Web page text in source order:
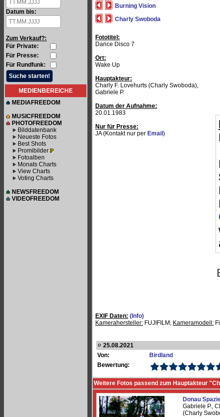
Datum bis:
Zum Verkauf?:
Für Private:
Für Presse:
Für Rundfunk:
MEDIENBEREICHE
MEDIAFREEDOM
MUSICFREEDOM
PHOTOFREEDOM
Bilddatenbank
Neueste Fotos
Best Shots
Promibilder
Fotoalben
Monats Charts
View Charts
Voting Charts
NEWSFREEDOM
VIDEOFREEDOM
Burning Vision
Charly Swoboda
Fototitel:
Dance Disco 7
Ort:
Wake Up
Hauptakteur:
Charly F. Lovehurts (Charly Swoboda),
Gabriele P.
Datum der Aufnahme:
20.01.1983
Nur für Presse:
JA (Kontakt nur per Email )
EXIF Daten: (Info)
Kamerahersteller: FUJIFILM, Kameramodell:
25.08.2021
Von:
Birdland
Bewertung:
Weitere Fotos passend zum Hauptakteur
Donau
Gabriele P.,
(Charly